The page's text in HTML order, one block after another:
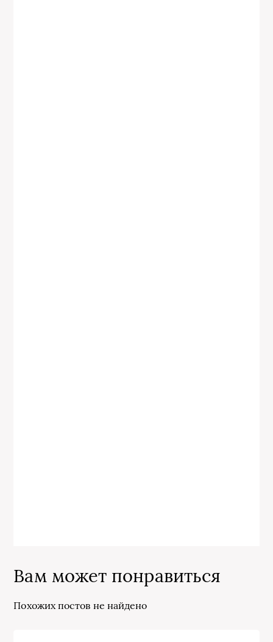
Вам может понравиться
Похожих постов не найдено